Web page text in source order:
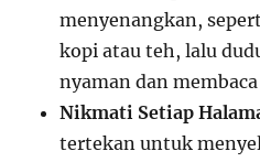
menyenangkan,
kopi atau teh, lalu
nyaman dan
Nikmati Setiap
tertekan untuk